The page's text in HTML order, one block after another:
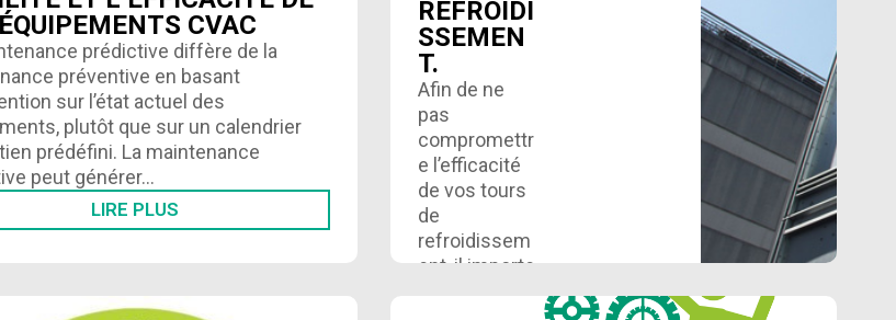
CVAC
prédictive diffère de la
préventive en basant
sur l’état actuel des
plutôt que sur un calendrier
prédéfini. La maintenance
peut générer…
LIRE PLUS
REFROIDI
SSEMEN
T.
Afin de ne
pas
compromettr
e l’efficacité
de vos tours
de
refroidissem
ent, il importe